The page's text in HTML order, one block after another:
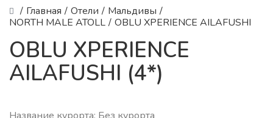
/ Главная / Отели / Мальдивы /
NORTH MALE ATOLL / OBLU XPERIENCE AILAFUSHI
OBLU XPERIENCE
AILAFUSHI (4*)